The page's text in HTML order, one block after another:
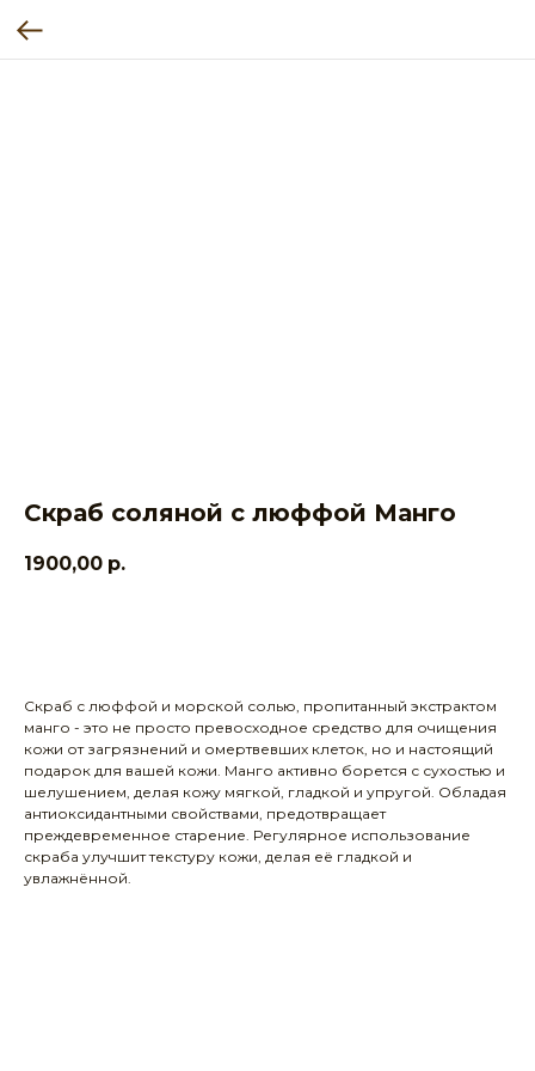
Скраб соляной с люффой Манго
1900,00 р.
Скраб с люффой и морской солью, пропитанный экстрактом
манго - это не просто превосходное средство для очищения
кожи от загрязнений и омертвевших клеток, но и настоящий
подарок для вашей кожи. Манго активно борется с сухостью и
шелушением, делая кожу мягкой, гладкой и упругой. Обладая
антиоксидантными свойствами, предотвращает
преждевременное старение. Регулярное использование
скраба улучшит текстуру кожи, делая её гладкой и
увлажнённой.